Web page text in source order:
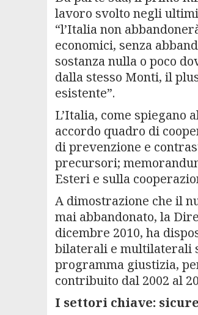
lavoro svolto negli
“l’Italia non
economici, senza
sostanza nulla o poco
dalla stesso Monti, il
esistente”.
L’Italia, come spiegano
accordo quadro di
di prevenzione e
precursori;
Esteri e sulla
A dimostrazione che il
mai abbandonato, la
dicembre 2010, ha
bilaterali e multilaterali
programma giustizia,
contribuito dal 2002 al
I settori chiave: